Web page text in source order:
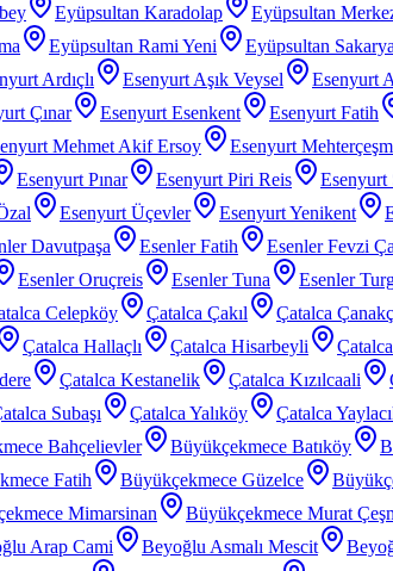
Eyüpsultan Karadolap Eyüpsultan
Eyüpsultan Rami Yeni Eyüpsultan Sakarya
Ardıçlı Esenyurt Aşık Veysel Esenyurt
Çınar Esenyurt Esenkent Esenyurt Fatih
Mehmet Akif Ersoy Esenyurt
Esenyurt Pınar Esenyurt Piri Reis Esenyurt
Esenyurt Üçevler Esenyurt Yenikent
Davutpaşa Esenler Fatih Esenler Fevzi
Esenler Oruçreis Esenler Tuna Esenler
Celepköy Çatalca Çakıl Çatalca
Çatalca Hallaçlı Çatalca Hisarbeyli
Çatalca Kestanelik Çatalca Kızılcaali
Subaşı Çatalca Yalıköy Çatalca
Bahçelievler Büyükçekmece Batıköy
Fatih Büyükçekmece Güzelce
Mimarsinan Büyükçekmece Murat
Arap Cami Beyoğlu Asmalı Mescit